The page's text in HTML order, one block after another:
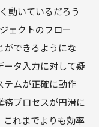
動いているだろう
ェクトのフロー
ができるようにな
タ入力に対して疑
テムが正確に動作
務プロセスが円滑に
これまでよりも効率